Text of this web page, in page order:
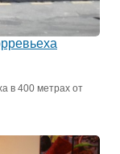
в 400 метрах от